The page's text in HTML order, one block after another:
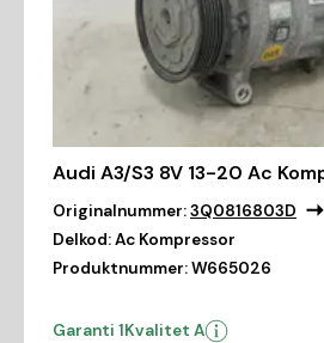
Audi A3/S3 8V 13-20 Ac
Originalnummer:3Q0816803D
Delkod:Ac Kompressor
Produktnummer:W665026
Garanti 1Kvalitet A